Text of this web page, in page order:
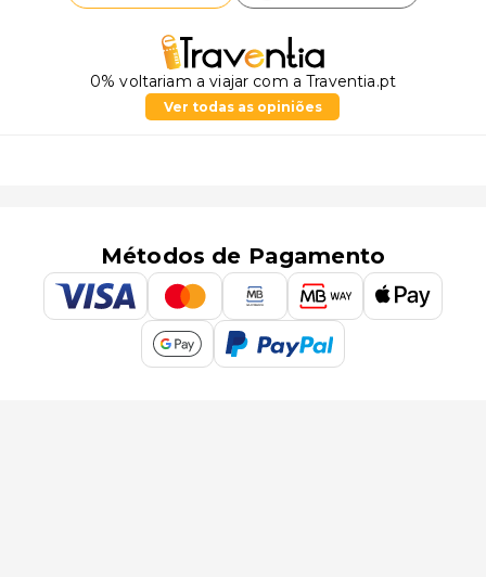
0% voltariam a viajar com a Traventia.pt
Ver todas as opiniões
Métodos de Pagamento